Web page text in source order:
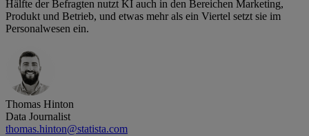
Hälfte der Befragten nutzt KI auch in den Bereichen Marketing,
Produkt und Betrieb, und etwas mehr als ein Viertel setzt sie im
Personalwesen ein.
Thomas Hinton
Data Journalist
thomas.hinton@statista.com